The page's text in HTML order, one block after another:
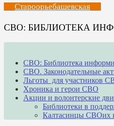
Староорьебашевская
СВО: БИБЛИОТЕКА
СВО: Библиотека
СВО. Законодательные
Льготы для участников
Хроника и герои СВО
Акции и волонтерские
Библиотеки в
Калтасинцы СВОих